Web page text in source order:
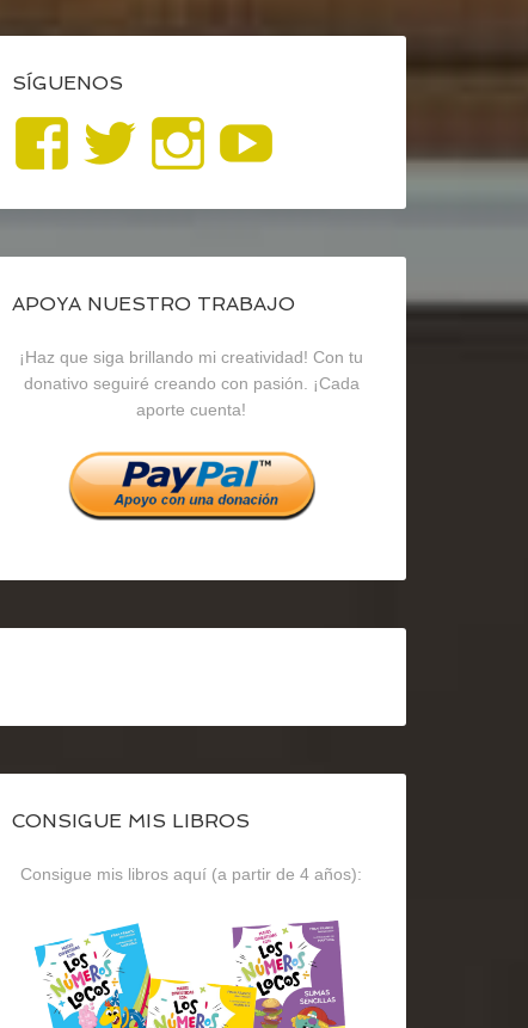
SÍGUENOS
Ver
perfil
de
blogrecursosep
en
Facebook
Ver
perfil
de
recursosep
en
Twitter
Ver
perfil
de
recursosep
en
Instagram
YouTube
APOYA NUESTRO TRABAJO
¡Haz que siga brillando mi creatividad! Con tu
donativo seguiré creando con pasión. ¡Cada
aporte cuenta!
CONSIGUE MIS LIBROS
Consigue mis libros aquí (a partir de 4 años):